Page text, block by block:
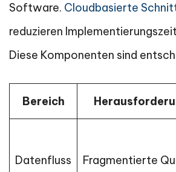
Software. Cloudbasierte
reduzieren
Diese Komponenten sind
Bereich
Datenfluss Fragmentierte